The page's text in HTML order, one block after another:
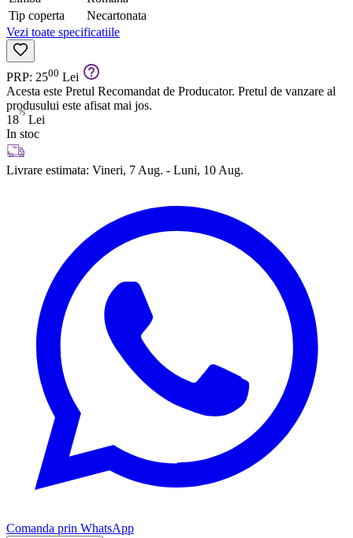
Tip coperta
Necartonata
Vezi toate specificatiile
PRP: 2500 Lei
Acesta este Pretul Recomandat de Producator. Pretul de vanzare al
produsului este afisat mai jos.
1875 Lei
In stoc
Livrare estimata: Vineri, 7 Aug. - Luni, 10 Aug.
Comanda prin WhatsApp